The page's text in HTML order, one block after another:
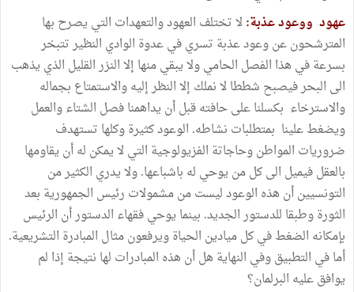
عهود ووعود عذبة: لا تختلف العهود والتعهدات التي يصرح بها
المترشحون عن وعود عذبة تسري في عدوة الوادي النظير تتبخر
بسرعة في هذا الفصل الحامي ولا يبقي منها إلا النزر القليل الذي يذهب
الى البحر فيصبح شططا لا نملك إلا النظر إليه والاستمتاع بجماله
والاسترخاء بكسلنا على حافته قبل أن يداهمنا فصل الشتاء والعمل
ويضغط علينا بمتطلبات نشاطه. الوعود كثيرة وكلها تستهدف
ضروريات المواطن وحاجاتة الفزيولوجية التي لا يمكن له أن يقاومها
بالعقل فيميل الى كل من يوحي له باشباعها. ولا يدري الكثير من
التونسيين أن هذه الوعود ليست من مشمولات رئيس الجمهورية بعد
الثورة وطبقا للدستور الجديد. بينما يوحي فقهاء الدستور أن الرئيس
بإمكانه الضغط في كل ميادين الحياة ويرفعون مثال المبادرة التشريعية.
أما في التطبيق وفي النهاية هل أن هذه المبادرات لها نتيجة إذا لم
يوافق عليه البرلمان؟